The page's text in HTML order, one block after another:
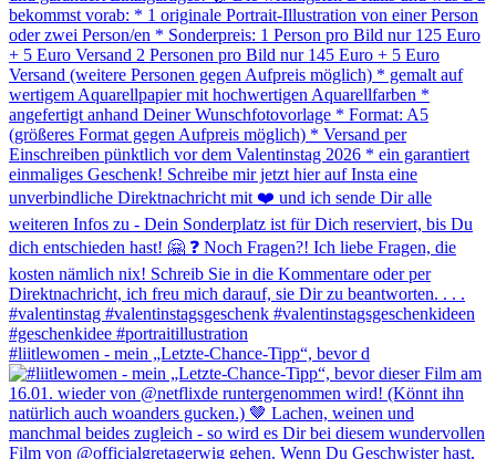
#liitlewomen - mein „Letzte-Chance-Tipp“, bevor d